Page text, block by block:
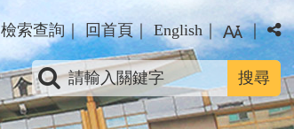
檢索查詢｜回首頁｜English ｜ ｜
關鍵字查詢